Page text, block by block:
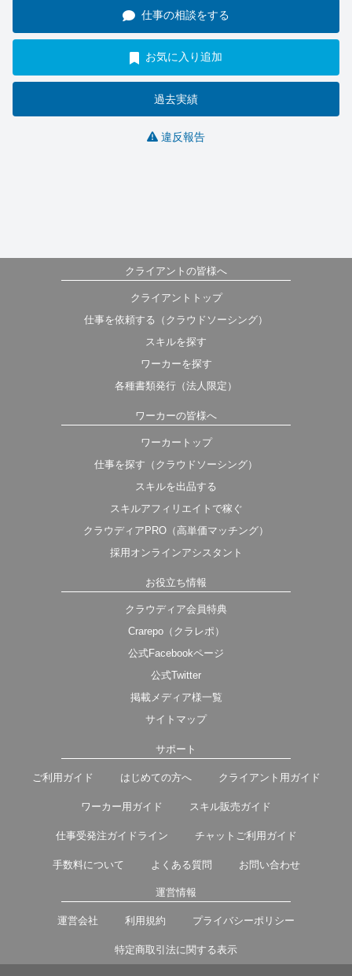
仕事の相談をする
お気に入り追加
過去実績
違反報告
クライアントの皆様へ
クライアントトップ
仕事を依頼する（クラウドソーシング）
スキルを探す
ワーカーを探す
各種書類発行（法人限定）
ワーカーの皆様へ
ワーカートップ
仕事を探す（クラウドソーシング）
スキルを出品する
スキルアフィリエイトで稼ぐ
クラウディアPRO（高単価マッチング）
採用オンラインアシスタント
お役立ち情報
クラウディア会員特典
Crarepo（クラレポ）
公式Facebookページ
公式Twitter
掲載メディア様一覧
サイトマップ
サポート
ご利用ガイド はじめての方へ クライアント用ガイド
ワーカー用ガイド スキル販売ガイド
仕事受発注ガイドライン チャットご利用ガイド
手数料について よくある質問 お問い合わせ
運営情報
運営会社 利用規約 プライバシーポリシー
特定商取引法に関する表示